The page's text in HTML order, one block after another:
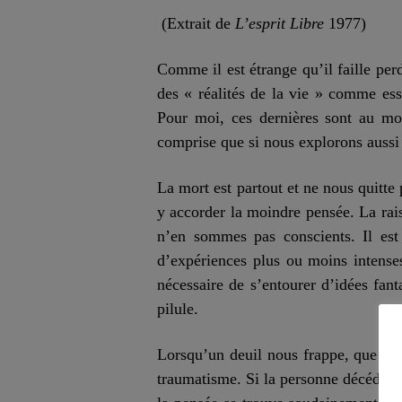
(Extrait de L’esprit Libre 1977)
Comme il est étrange qu’il faille
des « réalités de la vie » comme
Pour moi, ces dernières sont au
comprise que si nous explorons
La mort est partout et ne nous quitte
y accorder la moindre pensée. La
n’en sommes pas conscients. Il
d’expériences plus ou moins
nécessaire de s’entourer d’idées
pilule.
Lorsqu’un deuil nous frappe, que
traumatisme. Si la personne